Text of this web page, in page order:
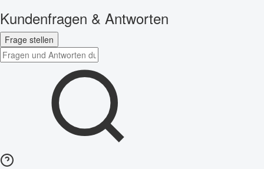
Kundenfragen & Antworten
Frage stellen